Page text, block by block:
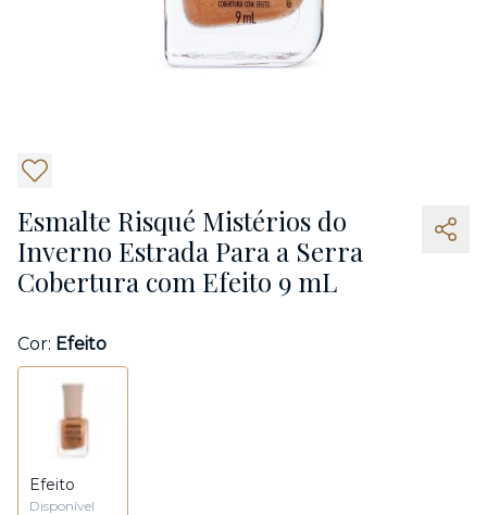
Esmalte Risqué Mistérios do
Inverno Estrada Para a Serra
Cobertura com Efeito 9 mL
Cor: Efeito
Efeito
Disponível